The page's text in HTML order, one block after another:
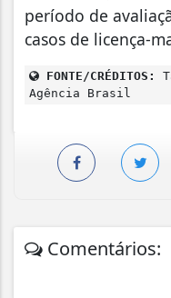
período de
casos de licença-
FONTE/CRÉDITOS:
Agência Brasil
Comentários: